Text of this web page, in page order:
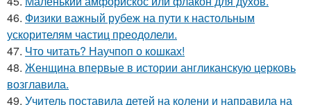
46. Физики важный рубеж на пути к настольным
ускорителям частиц преодолели.
47. Что читать? Научпоп о кошках!
48. Женщина впервые в истории англиканскую церковь
возглавила.
49. Учитель поставила детей на колени и направила на